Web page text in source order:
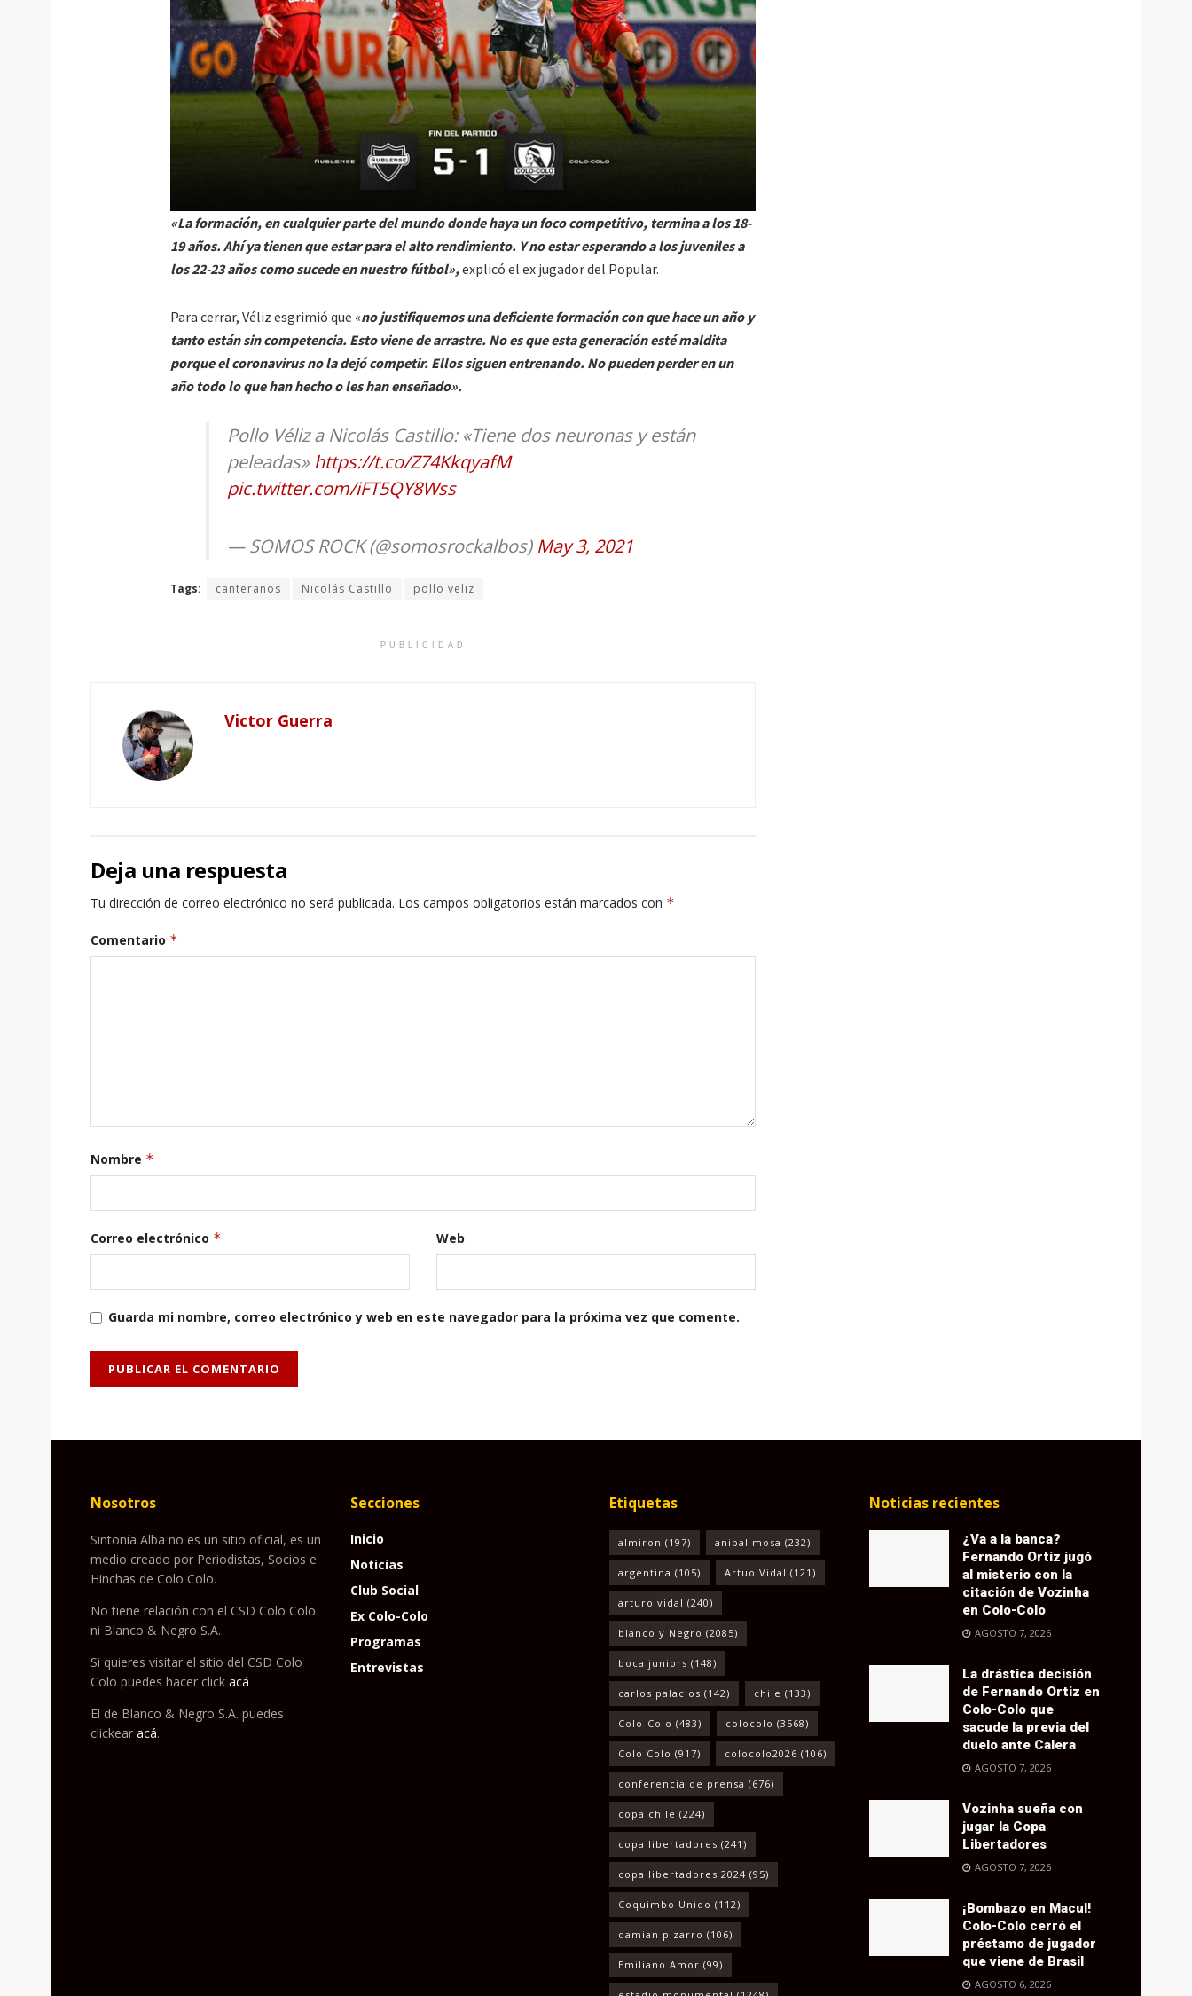
«La formación, en cualquier parte del mundo donde haya un foco competitivo, termina a los 18-
19 años. Ahí ya tienen que estar para el alto rendimiento. Y no estar esperando a los juveniles a
los 22-23 años como sucede en nuestro fútbol»,explicó el ex jugador del Popular.
Para cerrar, Véliz esgrimió que «no justifiquemos una deficiente formación con que hace un año y
tanto están sin competencia. Esto viene de arrastre. No es que esta generación esté maldita
porque el coronavirus no la dejó competir. Ellos siguen entrenando. No pueden perder en un
año todo lo que han hecho o les han enseñado».
Pollo Véliz a Nicolás Castillo: «Tiene dos neuronas y están
peleadas»https://t.co/Z74KkqyafM
pic.twitter.com/iFT5QY8Wss
— SOMOS ROCK (@somosrockalbos) May 3, 2021
Tags: canteranos Nicolás Castillo pollo veliz
PUBLICIDAD
Victor Guerra
Deja una respuesta
Tu dirección de correo electrónico no será publicada. Los campos obligatorios están marcados con *
Comentario *
Nombre *
Correo electrónico * Web
Guarda mi nombre, correo electrónico y web en este navegador para la próxima vez que comente.
Nosotros
Sintonía Alba no es un sitio oficial, es un
medio creado por Periodistas, Socios e
Hinchas de Colo Colo.
No tiene relación con el CSD Colo Colo
ni Blanco & Negro S.A.
Si quieres visitar el sitio del CSD Colo
Colo puedes hacer click acá
El de Blanco & Negro S.A. puedes
clickear acá.
Secciones
Inicio
Noticias
Club Social
Ex Colo-Colo
Programas
Entrevistas
Etiquetas
almiron (197) anibal mosa (232)
argentina (105) Artuo Vidal (121)
arturo vidal (240)
blanco y Negro (2085)
boca juniors (148)
carlos palacios (142) chile (133)
Colo-Colo (483) colocolo (3568)
Colo Colo (917) colocolo2026 (106)
conferencia de prensa (676)
copa chile (224)
copa libertadores (241)
copa libertadores 2024 (95)
Coquimbo Unido (112)
damian pizarro (106)
Emiliano Amor (99)
Noticias recientes
¿Va a la banca?
Fernando Ortiz jugó
al misterio con la
citación de Vozinha
en Colo-Colo
AGOSTO 7, 2026
La drástica decisión
de Fernando Ortiz en
Colo-Colo que
sacude la previa del
duelo ante Calera
AGOSTO 7, 2026
Vozinha sueña con
jugar la Copa
Libertadores
AGOSTO 7, 2026
¡Bombazo en Macul!
Colo-Colo cerró el
préstamo de jugador
que viene de Brasil
AGOSTO 6, 2026